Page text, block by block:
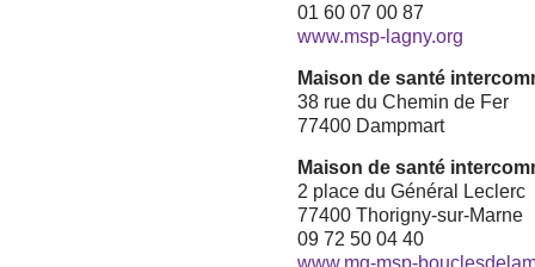
01 60 07 00 87
www.msp-lagny.org
Maison de santé
38 rue du Chemin de Fer
77400 Dampmart
Maison de santé
2 place du Général Leclerc
77400 Thorigny-sur-Marne
09 72 50 04 40
www.mg-msp-